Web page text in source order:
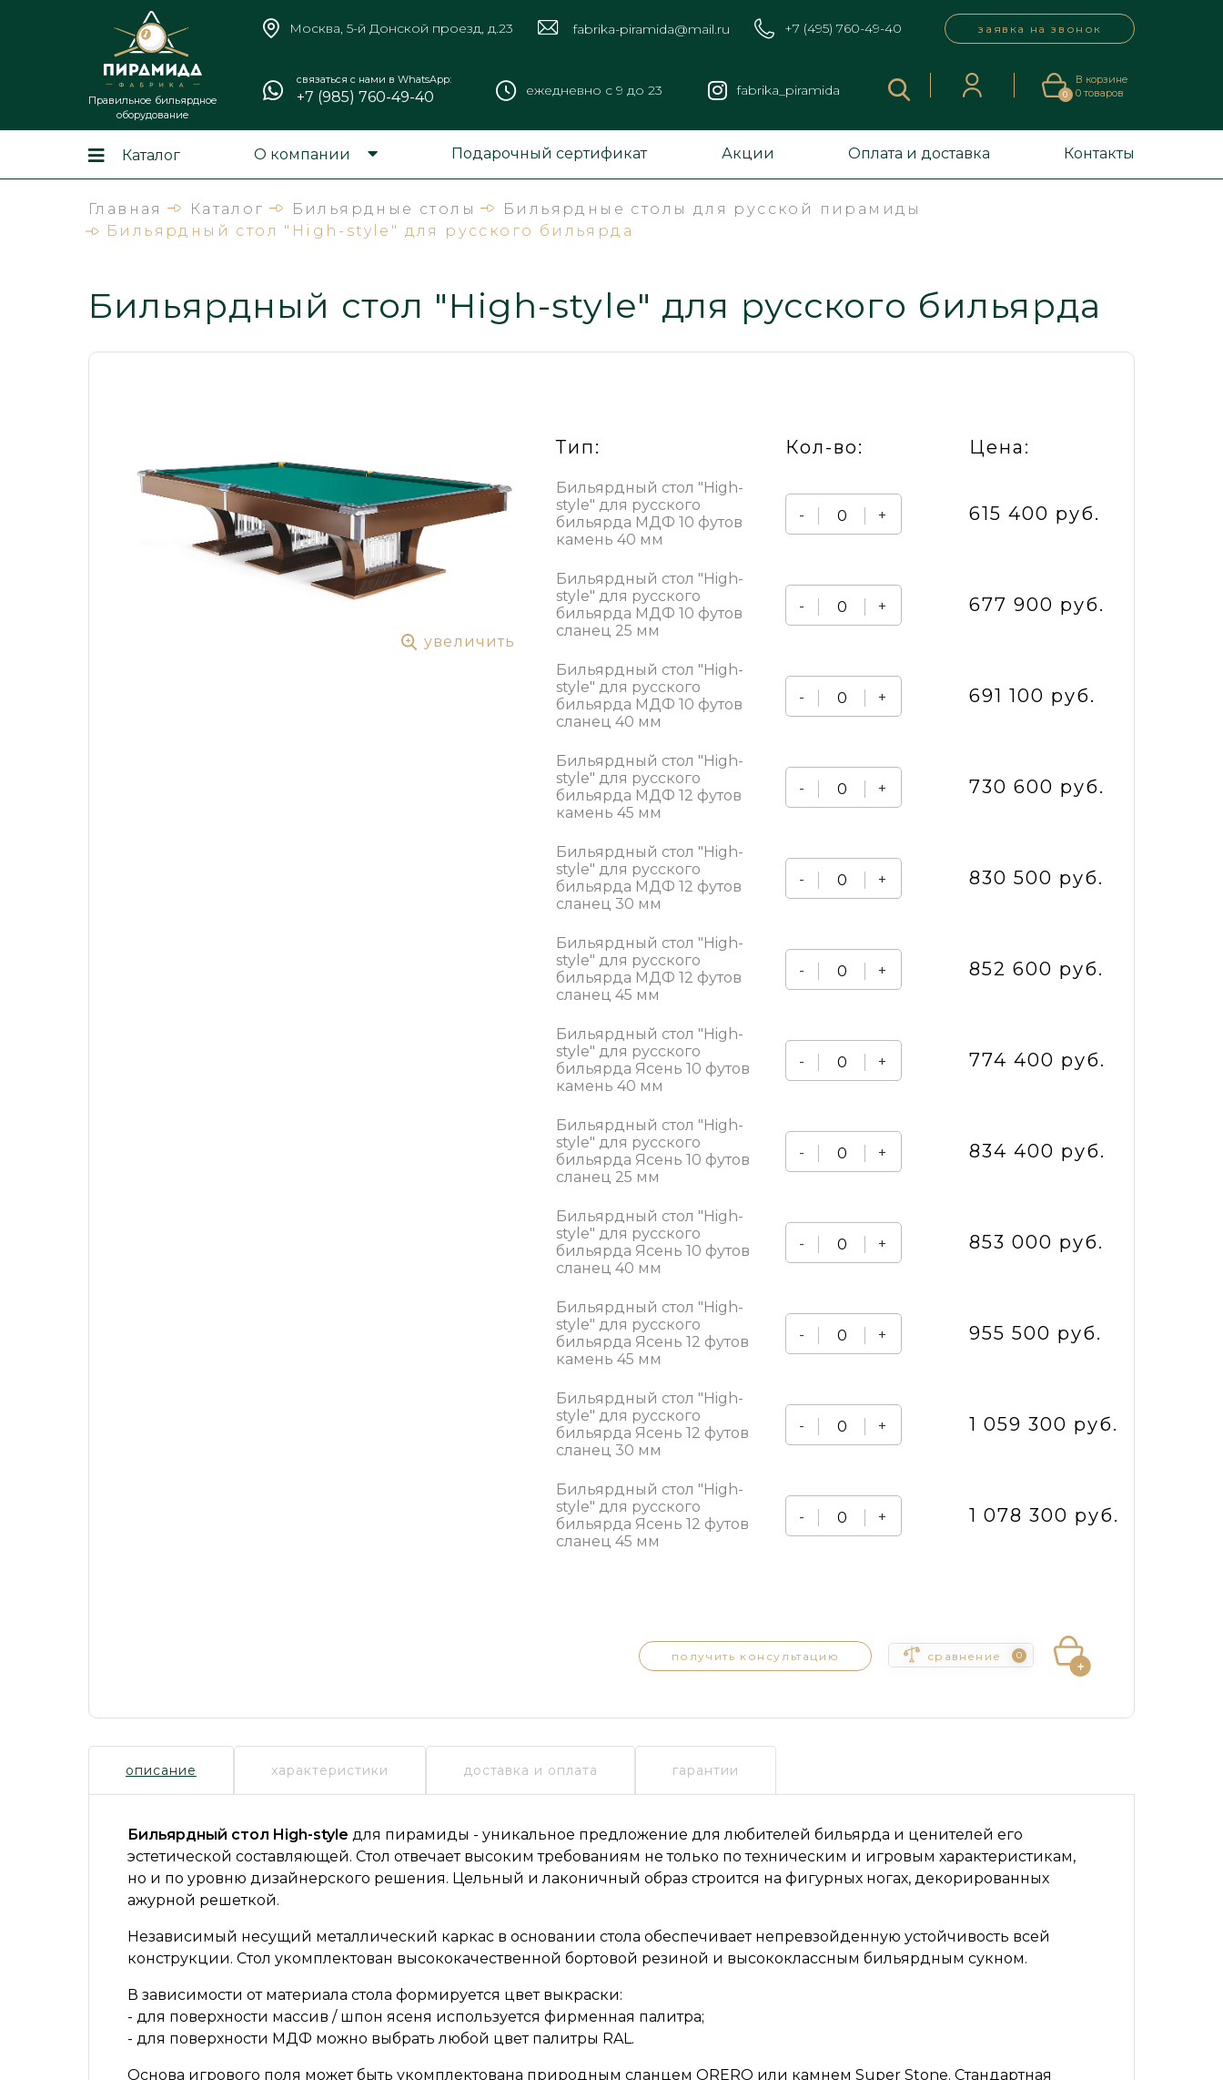
Правильное бильярдное
оборудование
Москва, 5-й Донской проезд, д.23 fabrika-piramida@mail.ru +7 (495) 760-49-40 заявка на звонок
связаться с нами в WhatsApp:
+7 (985) 760-49-40 ежедневно с 9 до 23 fabrika_piramida 0
В корзине
0товаров
Каталог О компании Подарочный сертификат Акции Оплата и доставка Контакты
Главная Каталог Бильярдные столы
Бильярдные столы для русской пирамиды
Бильярдный стол "High-style" для русского бильярда
Бильярдный стол "High-style" для русского бильярда
увеличить
Тип: Кол-во: Цена:
Бильярдный стол "High-
style" для русского
бильярда МДФ 10 футов
камень 40 мм
- + 615 400 руб.
Бильярдный стол "High-
style" для русского
бильярда МДФ 10 футов
сланец 25 мм
- + 677 900 руб.
Бильярдный стол "High-
style" для русского
бильярда МДФ 10 футов
сланец 40 мм
- + 691 100 руб.
Бильярдный стол "High-
style" для русского
бильярда МДФ 12 футов
камень 45 мм
- + 730 600 руб.
Бильярдный стол "High-
style" для русского
бильярда МДФ 12 футов
сланец 30 мм
- + 830 500 руб.
Бильярдный стол "High-
style" для русского
бильярда МДФ 12 футов
сланец 45 мм
- + 852 600 руб.
Бильярдный стол "High-
style" для русского
бильярда Ясень 10 футов
камень 40 мм
- + 774 400 руб.
Бильярдный стол "High-
style" для русского
бильярда Ясень 10 футов
сланец 25 мм
- + 834 400 руб.
Бильярдный стол "High-
style" для русского
бильярда Ясень 10 футов
сланец 40 мм
- + 853 000 руб.
Бильярдный стол "High-
style" для русского
бильярда Ясень 12 футов
камень 45 мм
- + 955 500 руб.
Бильярдный стол "High-
style" для русского
бильярда Ясень 12 футов
сланец 30 мм
- + 1 059 300 руб.
Бильярдный стол "High-
style" для русского
бильярда Ясень 12 футов
сланец 45 мм
- + 1 078 300 руб.
получить консультацию сравнение 0
описание характеристики доставка и оплата гарантии
Бильярдный стол High-style для пирамиды - уникальное предложение для любителей бильярда и ценителей его
эстетической составляющей. Стол отвечает высоким требованиям не только по техническим и игровым характеристикам,
но и по уровню дизайнерского решения. Цельный и лаконичный образ строится на фигурных ногах, декорированных
ажурной решеткой.
Независимый несущий металлический каркас в основании стола обеспечивает непревзойденную устойчивость всей
конструкции. Стол укомплектован высококачественной бортовой резиной и высококлассным бильярдным сукном.
В зависимости от материала стола формируется цвет выкраски:
- для поверхности массив / шпон ясеня используется фирменная палитра;
- для поверхности МДФ можно выбрать любой цвет палитры RAL.
Основа игрового поля может быть укомплектована природным сланцем ORERO или камнем Super Stone. Стандартная